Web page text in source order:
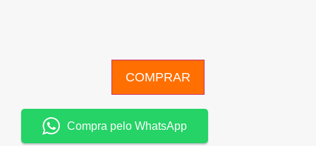
COMPRAR
Compra pelo WhatsApp